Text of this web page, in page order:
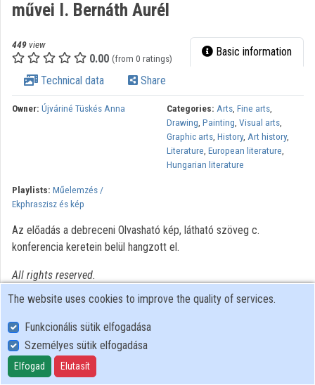
Organization discovery
Categories
Organizations
művei I. Bernáth Aurél
449 view
0.00 (from 0 ratings) Basic information
Technical data Share
Owner: Újváriné Tüskés Anna Categories: Arts, Fine arts,
Drawing, Painting, Visual arts,
Graphic arts, History, Art history,
Literature, European literature,
Hungarian literature
Playlists: Műelemzés /
Ekphraszisz és kép
Az előadás a debreceni Olvasható kép, látható szöveg c.
konferencia keretein belül hangzott el.
All rights reserved.
User Policy
Adatkezelési tájékoztató (en)
Cookie Policy
The website uses cookies to improve the quality of services.
Funkcionális sütik elfogadása
Személyes sütik elfogadása
Elfogad Elutasít